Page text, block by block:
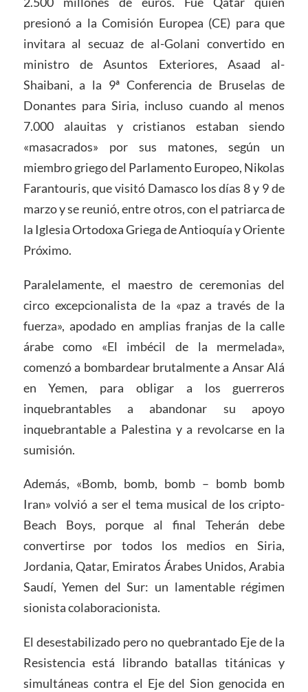
presionó a la Comisión Europea (CE) para que
invitara al secuaz de al-Golani convertido en
ministro de Asuntos Exteriores, Asaad al-
Shaibani, a la 9ª Conferencia de Bruselas de
Donantes para Siria, incluso cuando al menos
7.000 alauitas y cristianos estaban siendo
«masacrados» por sus matones, según un
miembro griego del Parlamento Europeo, Nikolas
Farantouris, que visitó Damasco los días 8 y 9 de
marzo y se reunió, entre otros, con el patriarca de
la Iglesia Ortodoxa Griega de Antioquía y Oriente
Próximo.
Paralelamente, el maestro de ceremonias del
circo excepcionalista de la «paz a través de la
fuerza», apodado en amplias franjas de la calle
árabe como «El imbécil de la mermelada»,
comenzó a bombardear brutalmente a Ansar Alá
en Yemen, para obligar a los guerreros
inquebrantables a abandonar su apoyo
inquebrantable a Palestina y a revolcarse en la
sumisión.
Además, «Bomb, bomb, bomb – bomb bomb
Iran» volvió a ser el tema musical de los cripto-
Beach Boys, porque al final Teherán debe
convertirse por todos los medios en Siria,
Jordania, Qatar, Emiratos Árabes Unidos, Arabia
Saudí, Yemen del Sur: un lamentable régimen
sionista colaboracionista.
El desestabilizado pero no quebrantado Eje de la
Resistencia está librando batallas titánicas y
simultáneas contra el Eje del Sion genocida en